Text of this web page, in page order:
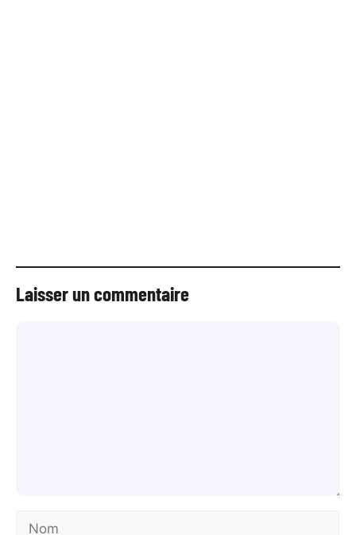
Laisser un commentaire